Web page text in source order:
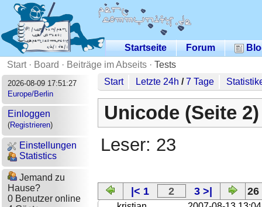
Startseite Forum
Start· Board · Beiträge im Abseits · Tests
2026-08-09 17:51:27
Europe/Berlin
Einloggen
(Registrieren)
Einstellungen
Statistics
Jemand zu
Hause?
0 Benutzer online
Start Letzte 24h /7 Tage
Unicode (Seite 2)
Leser: 23
|< 1 2 3 >|